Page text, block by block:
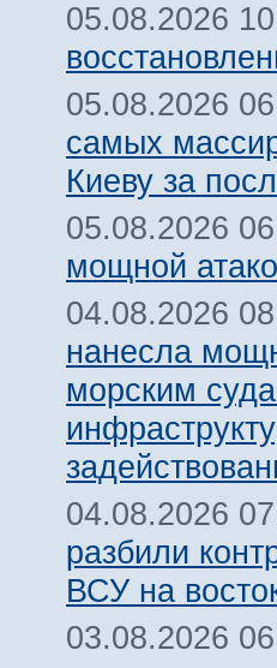
05.08.2026
05.08.2026
самых
Киеву за
05.08.2026
мощной
04.08.2026
нанесла
морским
04.08.2026
разбили
ВСУ на
03.08.2026